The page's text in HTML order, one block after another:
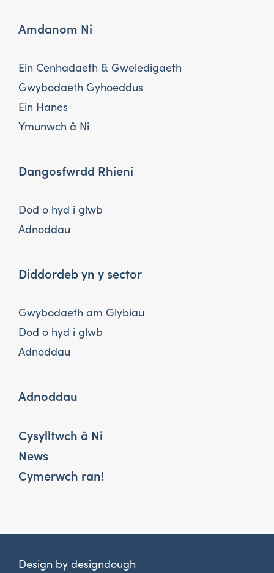
Amdanom Ni
Ein Cenhadaeth & Gweledigaeth
Gwybodaeth Gyhoeddus
Ein Hanes
Ymunwch â Ni
Dangosfwrdd Rhieni
Dod o hyd i glwb
Adnoddau
Diddordeb yn y sector
Gwybodaeth am Glybiau
Dod o hyd i glwb
Adnoddau
Adnoddau
Cysylltwch â Ni
News
Cymerwch ran!
Design by designdough